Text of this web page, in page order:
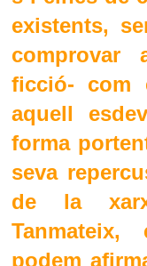
existents,
comprovar
ficció- com
aquell
forma
seva
de la
podem